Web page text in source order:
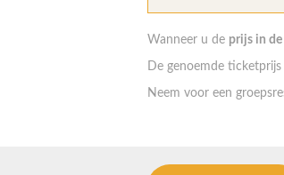
Wanneer u de prijs in de
De genoemde
Neem voor een